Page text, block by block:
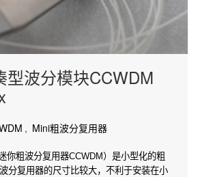
型波分模块CCWDM
, Mini粗波分复用器
你粗波分复用器CCWDM）是小型化的粗
分复用器的尺寸比较大，不利于安装在小